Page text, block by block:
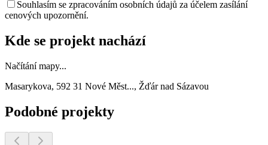
Souhlasím se zpracováním osobních údajů za účelem zasílání
cenových upozornění.
Kde se projekt nachází
Načítání mapy...
Masarykova, 592 31 Nové Měst..., Žďár nad Sázavou
Podobné projekty